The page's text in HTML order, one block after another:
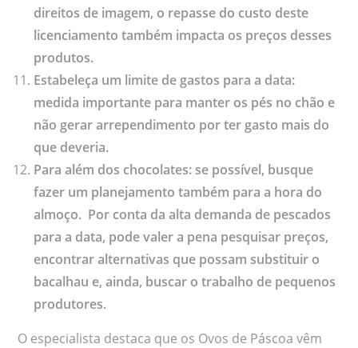
direitos de imagem, o repasse do custo deste
licenciamento também impacta os preços desses
produtos.
Estabeleça um limite de gastos para a data:
medida importante para manter os pés no chão e
não gerar arrependimento por ter gasto mais do
que deveria.
Para além dos chocolates: se possível, busque
fazer um planejamento também para a hora do
almoço. Por conta da alta demanda de pescados
para a data, pode valer a pena pesquisar preços,
encontrar alternativas que possam substituir o
bacalhau e, ainda, buscar o trabalho de pequenos
produtores.
O especialista destaca que os Ovos de Páscoa vêm